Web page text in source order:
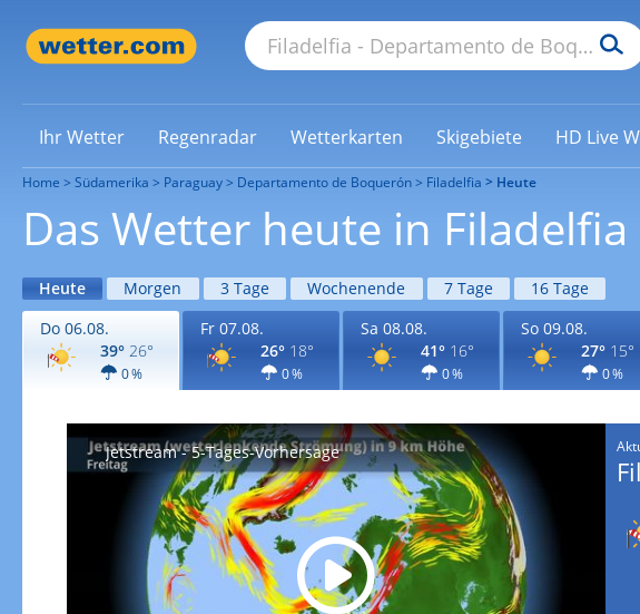
Ihr Wetter Regenradar Wetterkarten Skigebiete HD Live
Home Südamerika Paraguay Departamento de Boquerón Filadelfia Heute
Das Wetter heute in Filadelfia
Heute Morgen 3 Tage Wochenende 7 Tage 16 Tage
Do 06.08.
39° 26°
0 %
Fr 07.08.
26° 18°
0 %
Sa 08.08.
41° 16°
0 %
So 09.08.
27° 15°
0 %
Jetstream - 5-Tages-Vorhersage